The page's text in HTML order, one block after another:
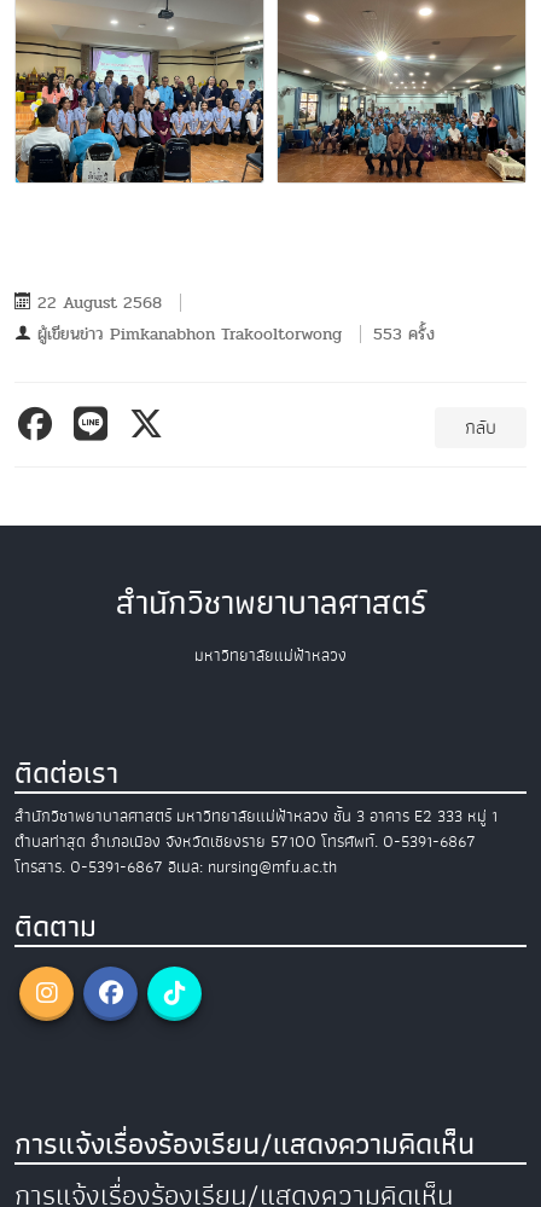
22 August 2568
ผู้เขียนข่าว Pimkanabhon Trakooltorwong 553 ครั้ง
กลับ
สำนักวิชาพยาบาลศาสตร์
มหาวิทยาลัยแม่ฟ้าหลวง
ติดต่อเรา
สำนักวิชาพยาบาลศาสตร์ มหาวิทยาลัยแม่ฟ้าหลวง ชั้น 3 อาคาร E2 333 หมู่ 1
ตำบลท่าสุด อำเภอเมือง จังหวัดเชียงราย 57100 โทรศัพท์. 0-5391-6867
โทรสาร. 0-5391-6867 อีเมล: nursing@mfu.ac.th
ติดตาม
การแจ้งเรื่องร้องเรียน/แสดงความคิดเห็น
การแจ้งเรื่องร้องเรียน/แสดงความคิดเห็น